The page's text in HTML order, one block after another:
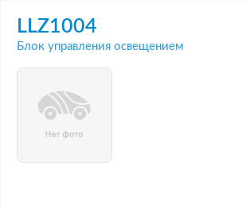
LLZ1004
Блок управления освещением